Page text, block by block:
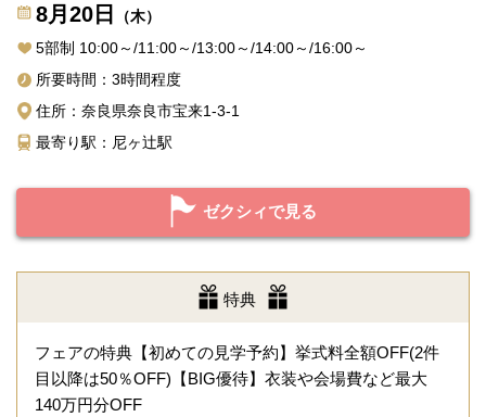
8月20日
（木）
5部制 10:00～/11:00～/13:00～/14:00～/16:00～
所要時間：3時間程度
住所：奈良県奈良市宝来1-3-1
最寄り駅：尼ヶ辻駅
ゼクシィで見る
特典
フェアの特典【初めての見学予約】挙式料全額OFF(2件
目以降は50％OFF)【BIG優待】衣装や会場費など最大
140万円分OFF